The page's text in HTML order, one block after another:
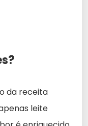
da receita
leite